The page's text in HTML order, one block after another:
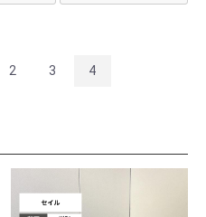
2 3 4